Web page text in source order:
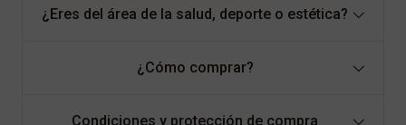
¿Eres del área de la salud, deporte o estética?
¿Cómo comprar?
Condiciones y protección de compra